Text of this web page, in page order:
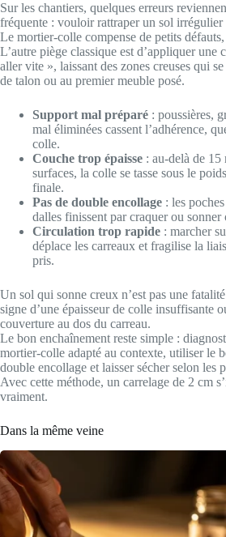
Sur les chantiers, quelques erreurs
fréquente : vouloir rattraper un sol
Le mortier-colle compense de petits
L’autre piège classique est d’appliquer une
aller vite », laissant des zones creuses qui
de talon ou au premier meuble posé.
Support mal préparé : poussières,
mal éliminées cassent l’adhérence,
colle.
Couche trop épaisse : au-delà de 15
surfaces, la colle se tasse sous le
finale.
Pas de double encollage : les
dalles finissent par craquer ou sonner
Circulation trop rapide : marcher
déplace les carreaux et fragilise la
pris.
Un sol qui sonne creux n’est pas une
signe d’une épaisseur de colle insuffisante
couverture au dos du carreau.
Le bon enchaînement reste simple :
mortier-colle adapté au contexte, utiliser le
double encollage et laisser sécher selon les
Avec cette méthode, un carrelage de 2 cm
vraiment.
Dans la même veine